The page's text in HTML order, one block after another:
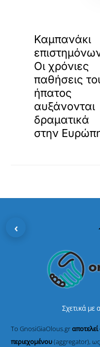
Καμπανάκι
Οι χρόνιες
παθήσεις
ήπατος
αυξάνονται
δραματικά
στην
Σχετικά με
Το GnosiGiaOlous.gr
περιεχομένου(aggregator), ως
‹